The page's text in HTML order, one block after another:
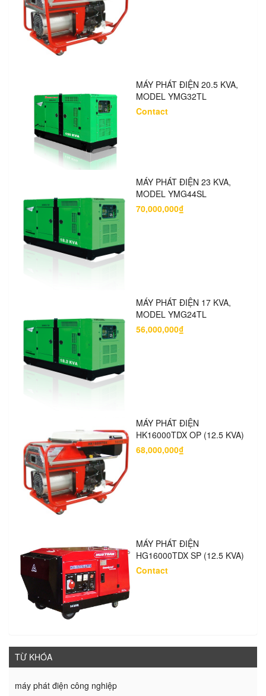
MÁY PHÁT ĐIỆN 20.5 KVA,
MODEL YMG32TL
Contact
MÁY PHÁT ĐIỆN 23 KVA,
MODEL YMG44SL
70,000,000₫
MÁY PHÁT ĐIỆN 17 KVA,
MODEL YMG24TL
56,000,000₫
MÁY PHÁT ĐIỆN
HK16000TDX OP (12.5 KVA)
68,000,000₫
MÁY PHÁT ĐIỆN
HG16000TDX SP (12.5 KVA)
Contact
TỪ KHÓA
máy phát điện công nghiệp